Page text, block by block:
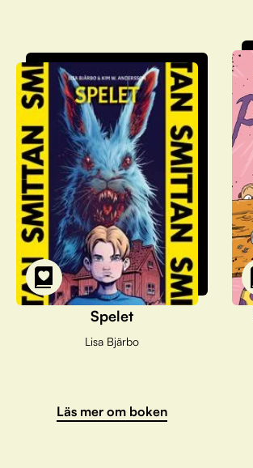
Spelet
Lisa Bjärbo
Läs mer om boken